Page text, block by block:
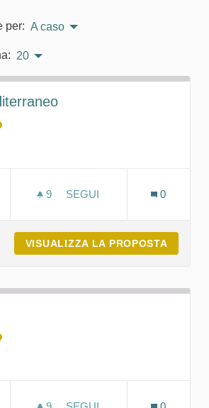
per: A caso
20
9 9 SOSTENITORI
SEGUI
0
VISUALIZZA LA PROPOSTA